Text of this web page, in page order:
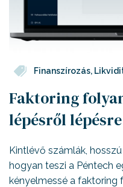
Finanszírozás,
Faktoring
lépésről lépésre
Kintlévő számlák,
hogyan teszi a Péntech
kényelmessé a faktoring